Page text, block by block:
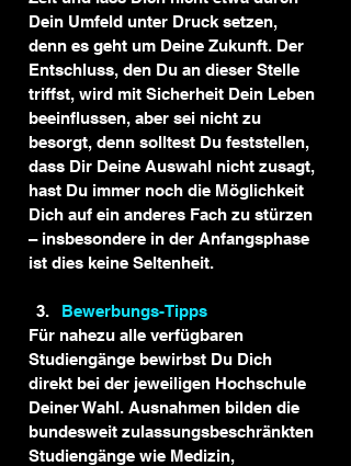
Dein Umfeld unter Druck setzen,
denn es geht um Deine Zukunft. Der
Entschluss, den Du an dieser Stelle
triffst, wird mit Sicherheit Dein Leben
beeinflussen, aber sei nicht zu
besorgt, denn solltest Du feststellen,
dass Dir Deine Auswahl nicht zusagt,
hast Du immer noch die Möglichkeit
Dich auf ein anderes Fach zu stürzen
– insbesondere in der Anfangsphase
ist dies keine Seltenheit.
Bewerbungs-Tipps
Für nahezu alle verfügbaren
Studiengänge bewirbst Du Dich
direkt bei der jeweiligen Hochschule
Deiner Wahl. Ausnahmen bilden die
bundesweit zulassungsbeschränkten
Studiengänge wie Medizin,